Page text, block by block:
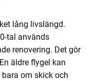
lång livslängd.
tal används
renovering. Det gör
äldre flygel kan
om skick och